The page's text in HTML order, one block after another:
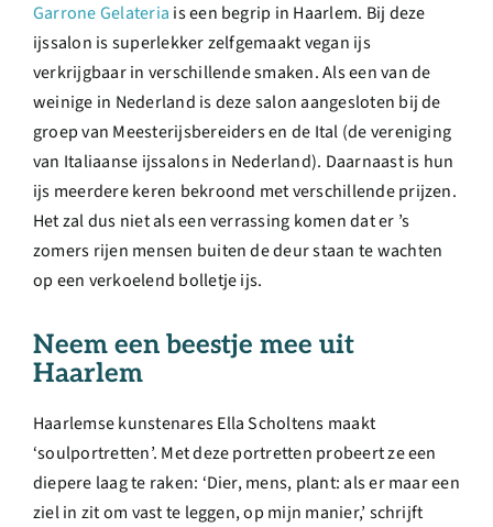
Garrone Gelateria is een begrip in Haarlem. Bij deze
ijssalon is superlekker zelfgemaakt vegan ijs
verkrijgbaar in verschillende smaken. Als een van de
weinige in Nederland is deze salon aangesloten bij de
groep van Meesterijsbereiders en de Ital (de vereniging
van Italiaanse ijssalons in Nederland). Daarnaast is hun
ijs meerdere keren bekroond met verschillende prijzen.
Het zal dus niet als een verrassing komen dat er ’s
zomers rijen mensen buiten de deur staan te wachten
op een verkoelend bolletje ijs.
Neem een beestje mee uit
Haarlem
Haarlemse kunstenares Ella Scholtens maakt
‘soulportretten’. Met deze portretten probeert ze een
diepere laag te raken: ‘Dier, mens, plant: als er maar een
ziel in zit om vast te leggen, op mijn manier,’ schrijft